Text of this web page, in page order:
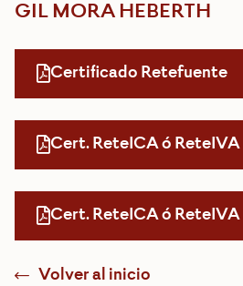
GIL MORA HEBERTH
Certificado Retefuente
Cert. ReteICA ó ReteIVA
Cert. ReteICA ó ReteIVA
Volver al inicio